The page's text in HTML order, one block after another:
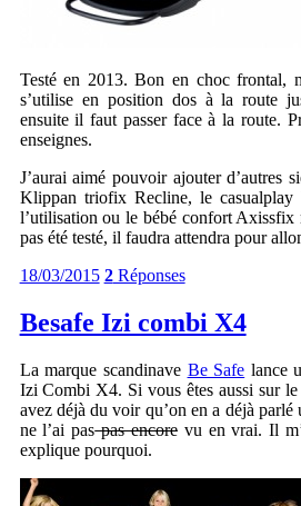
Testé en 2013. Bon en choc frontal,
s’utilise en position dos à la route
ensuite il faut passer face à la route.
enseignes.
J’aurai aimé pouvoir ajouter d’autres
Klippan triofix Recline, le casualplay
l’utilisation ou le bébé confort Axissfix
pas été testé, il faudra attendra pour
18/03/2015 2Réponses
Besafe Izi combi X4
La marque scandinave Be Safe lance
Izi Combi X4. Si vous êtes aussi sur le
avez déjà du voir qu’on en a déjà parlé
ne l’ai paspas encorevu en vrai. Il
explique pourquoi.